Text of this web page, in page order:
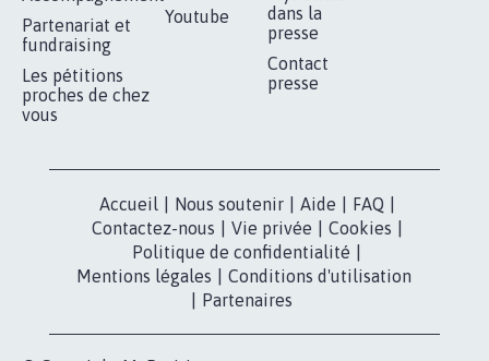
Je signe
RÉUSSIR VOTRE
NOTRE
COMMUNAUTÉ
Facebook
TikTok
ESPACE PRESSE
Qui sommes-
nous?
Nos pétitions